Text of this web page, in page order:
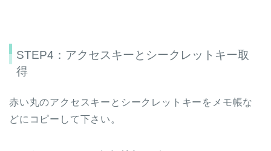
STEP4：アクセスキーとシークレットキー取
得
赤い丸のアクセスキーとシークレットキーをメモ帳な
どにコピーして下さい。